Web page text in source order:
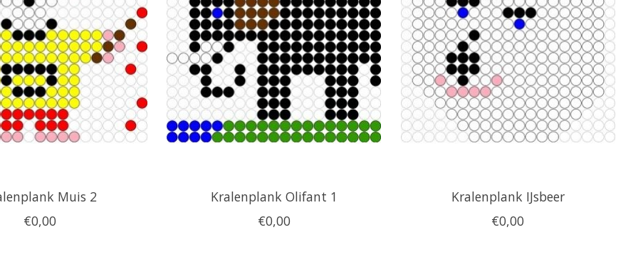
Muis 2
€0,00
Kralenplank Olifant 1
€0,00
Kralenplank IJsbeer
€0,00